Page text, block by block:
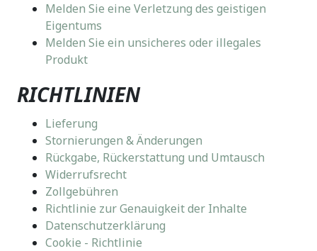
Melden Sie eine Verletzung des geistigen
Eigentums
Melden Sie ein unsicheres oder illegales
Produkt
RICHTLINIEN
Lieferung
Stornierungen & Änderungen
Rückgabe, Rückerstattung und Umtausch
Widerrufsrecht
Zollgebühren
Richtlinie zur Genauigkeit der Inhalte
Datenschutzerklärung
Cookie - Richtlinie